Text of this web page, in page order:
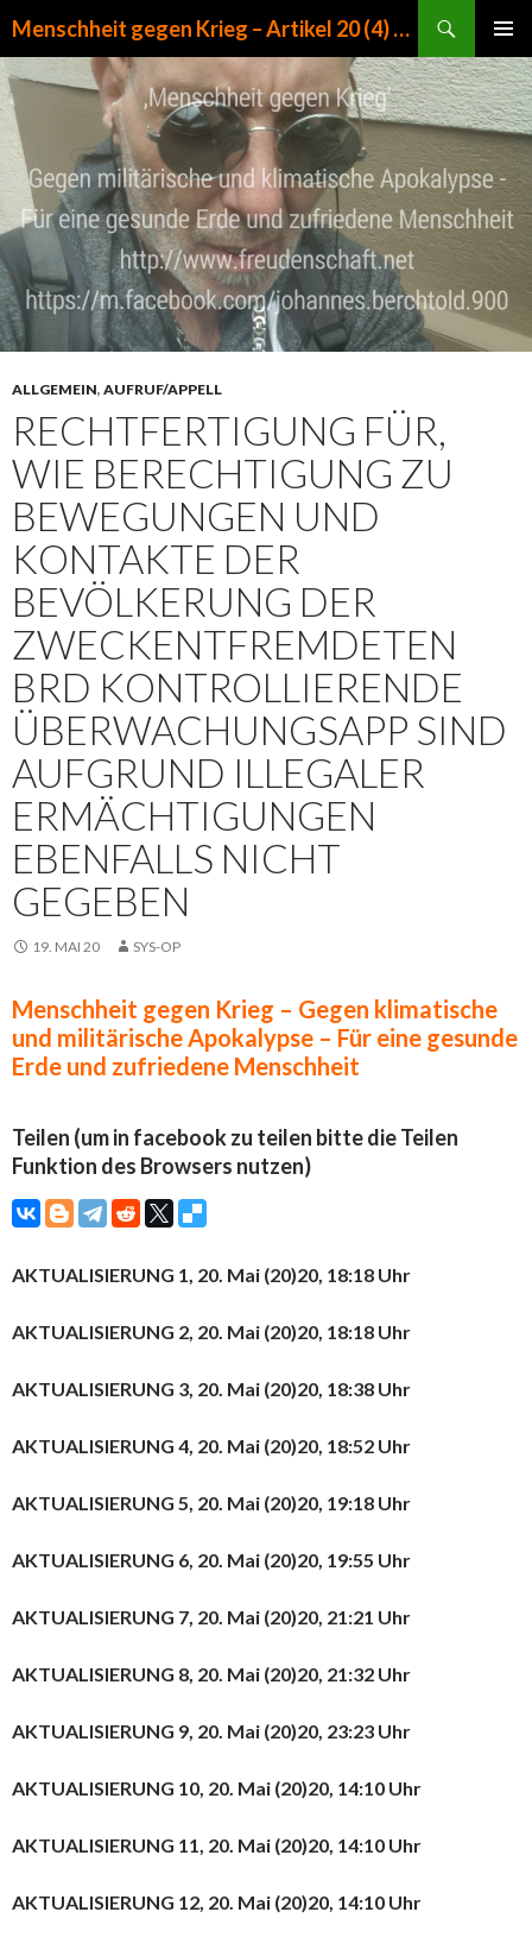
Menschheit gegen Krieg – Artikel 20 (4) GG
MENÜ
ALLGEMEIN, AUFRUF/APPELL
RECHTFERTIGUNG FÜR,
WIE BERECHTIGUNG ZU
BEWEGUNGEN UND
KONTAKTE DER
BEVÖLKERUNG DER
ZWECKENTFREMDETEN
BRD KONTROLLIERENDE
ÜBERWACHUNGSAPP SIND
AUFGRUND ILLEGALER
ERMÄCHTIGUNGEN
EBENFALLS NICHT
GEGEBEN
19. MAI 20 SYS-OP
Menschheit gegen Krieg – Gegen klimatische
und militärische Apokalypse – Für eine gesunde
Erde und zufriedene Menschheit
Teilen (um in facebook zu teilen bitte die Teilen
Funktion des Browsers nutzen)
AKTUALISIERUNG 1, 20. Mai (20)20, 18:18 Uhr
AKTUALISIERUNG 2, 20. Mai (20)20, 18:18 Uhr
AKTUALISIERUNG 3, 20. Mai (20)20, 18:38 Uhr
AKTUALISIERUNG 4, 20. Mai (20)20, 18:52 Uhr
AKTUALISIERUNG 5, 20. Mai (20)20, 19:18 Uhr
AKTUALISIERUNG 6, 20. Mai (20)20, 19:55 Uhr
AKTUALISIERUNG 7, 20. Mai (20)20, 21:21 Uhr
AKTUALISIERUNG 8, 20. Mai (20)20, 21:32 Uhr
AKTUALISIERUNG 9, 20. Mai (20)20, 23:23 Uhr
AKTUALISIERUNG 10, 20. Mai (20)20, 14:10 Uhr
AKTUALISIERUNG 11, 20. Mai (20)20, 14:10 Uhr
AKTUALISIERUNG 12, 20. Mai (20)20, 14:10 Uhr